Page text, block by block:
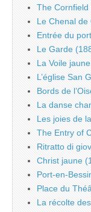
The Cornfield
Le Chenal de
Entrée du
Le Garde
La Voile
L’église San
Bords de
La danse
Les joies de
The Entry of
Ritratto di
Christ jaune
Port-en-
Place du
La récolte